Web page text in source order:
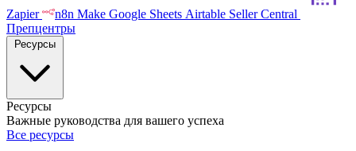
Zapier n8n Make Google Sheets Airtable Seller Central
Препцентры
Ресурсы
Важные руководства для вашего успеха
Все ресурсы